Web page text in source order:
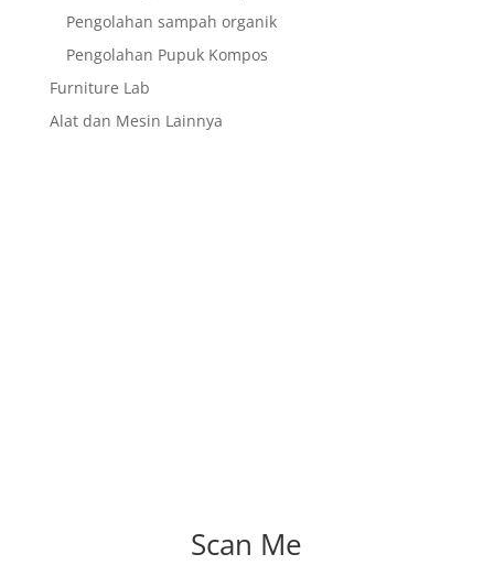
Pengolahan sampah organik
Pengolahan Pupuk Kompos
Furniture Lab
Alat dan Mesin Lainnya
Scan Me